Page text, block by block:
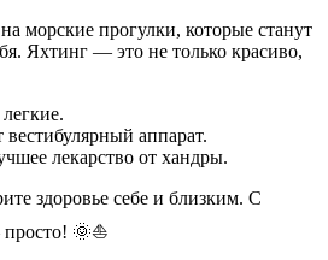
морские прогулки, которые станут
Яхтинг — это не только красиво,
вестибулярный аппарат.
лекарство от хандры.
здоровье себе и близким. С
🌞⛵